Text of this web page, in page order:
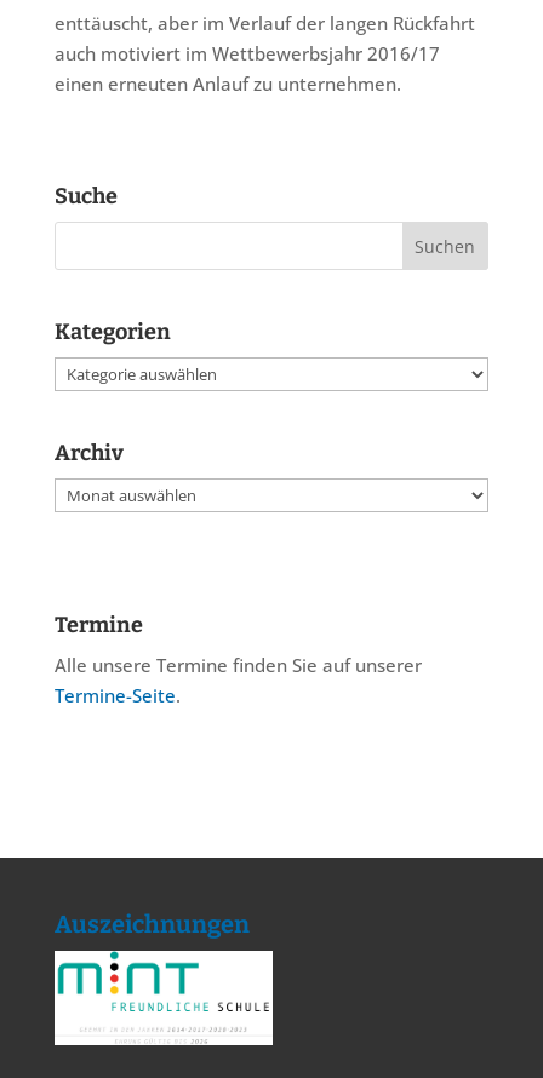
enttäuscht, aber im Verlauf der langen Rückfahrt
auch motiviert im Wettbewerbsjahr 2016/17
einen erneuten Anlauf zu unternehmen.
Suche
Kategorien
Kategorien
Archiv
Archiv
Termine
Alle unsere Termine finden Sie auf unserer
Termine-Seite.
Auszeichnungen